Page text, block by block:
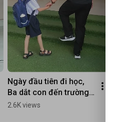
Ngày đầu tiên đi học,
Ba dắt con đến trường,
Con vừa đi vừa tám 😉
2.6K views